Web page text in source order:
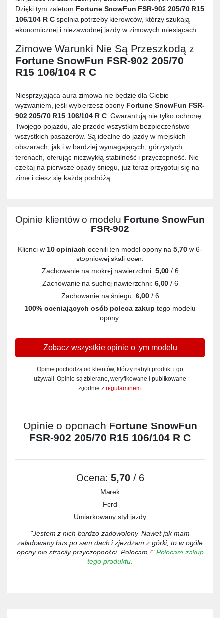
Dzięki tym zaletom Fortune SnowFun FSR-902 205/70 R15
106/104 R C spełnia potrzeby kierowców, którzy szukają
ekonomicznej i niezawodnej jazdy w zimowych miesiącach.
Zimowe Warunki Nie Są Przeszkodą z
Fortune SnowFun FSR-902 205/70
R15 106/104 R C
Niesprzyjająca aura zimowa nie będzie dla Ciebie
wyzwaniem, jeśli wybierzesz opony Fortune SnowFun FSR-
902 205/70 R15 106/104 R C. Gwarantują nie tylko ochronę
Twojego pojazdu, ale przede wszystkim bezpieczeństwo
wszystkich pasażerów. Są idealne do jazdy w miejskich
obszarach, jak i w bardziej wymagających, górzystych
terenach, oferując niezwykłą stabilność i przyczepność. Nie
czekaj na pierwsze opady śniegu, już teraz przygotuj się na
zimę i ciesz się każdą podróżą.
Opinie klientów o modelu Fortune SnowFun
FSR-902
Klienci w 10 opiniach ocenili ten model opony na 5,70 w 6-
stopniowej skali ocen.
Zachowanie na mokrej nawierzchni: 5,00/ 6
Zachowanie na suchej nawierzchni: 6,00/ 6
Zachowanie na śniegu: 6,00/ 6
100% oceniających osób poleca zakup tego modelu
opony.
Zobacz wszystkie opinie o tym modelu
Opinie pochodzą od klientów, którzy nabyli produkt i go
używali. Opinie są zbierane, weryfikowane i publikowane
zgodnie z regulaminem.
Opinie o oponach Fortune SnowFun
FSR-902 205/70 R15 106/104 R C
Ocena: 5,70/ 6
Marek
Ford
Umiarkowany styl jazdy
"Jestem z nich bardzo zadowolony. Nawet jak mam
załadowany bus po sam dach i zjeżdżam z górki, to w ogóle
opony nie straciły przyczepności. Polecam !"Polecam zakup
tego produktu.